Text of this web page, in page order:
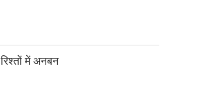
रिश्तों में अनबन